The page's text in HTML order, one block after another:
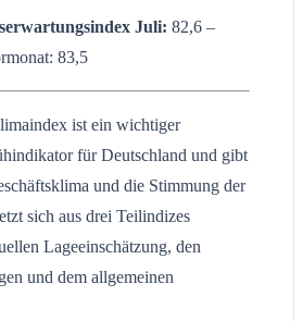
Juli: 82,6 –
83,5
ist ein wichtiger
für Deutschland und gibt
und die Stimmung der
sich aus drei Teilindizes
Lageeinschätzung, den
und dem allgemeinen